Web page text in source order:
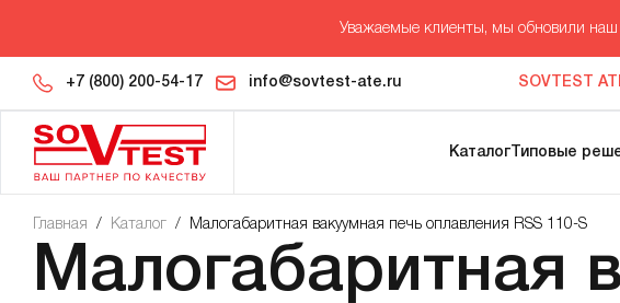
Уважаемые клиенты, мы обновили наш
+7 (800) 200-54-17 info@sovtest-ate.ru SOVTEST
Каталог Типовые
Главная / Каталог / Малогабаритная вакуумная печь оплавления RSS 110-S
Малогабаритная